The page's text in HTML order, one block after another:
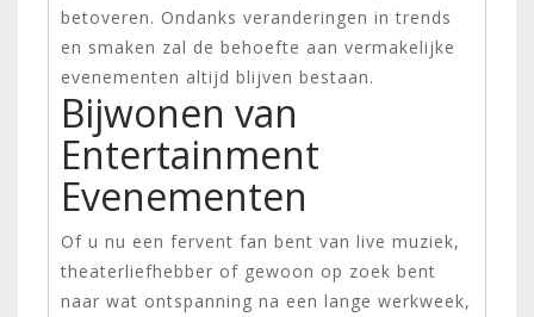
betoveren. Ondanks veranderingen in trends
en smaken zal de behoefte aan vermakelijke
evenementen altijd blijven bestaan.
Bijwonen van
Entertainment
Evenementen
Of u nu een fervent fan bent van live muziek,
theaterliefhebber of gewoon op zoek bent
naar wat ontspanning na een lange werkweek,